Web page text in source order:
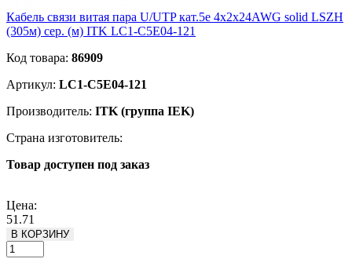
Кабель связи витая пара U/UTP кат.5е 4х2х24AWG solid LSZH
(305м) сер. (м) ITK LC1-C5E04-121
Код товара: 86909
Артикул: LC1-C5E04-121
Производитель: ITK (группа IEK)
Страна изготовитель:
Товар доступен под заказ
Цена:
51.71
В КОРЗИНУ